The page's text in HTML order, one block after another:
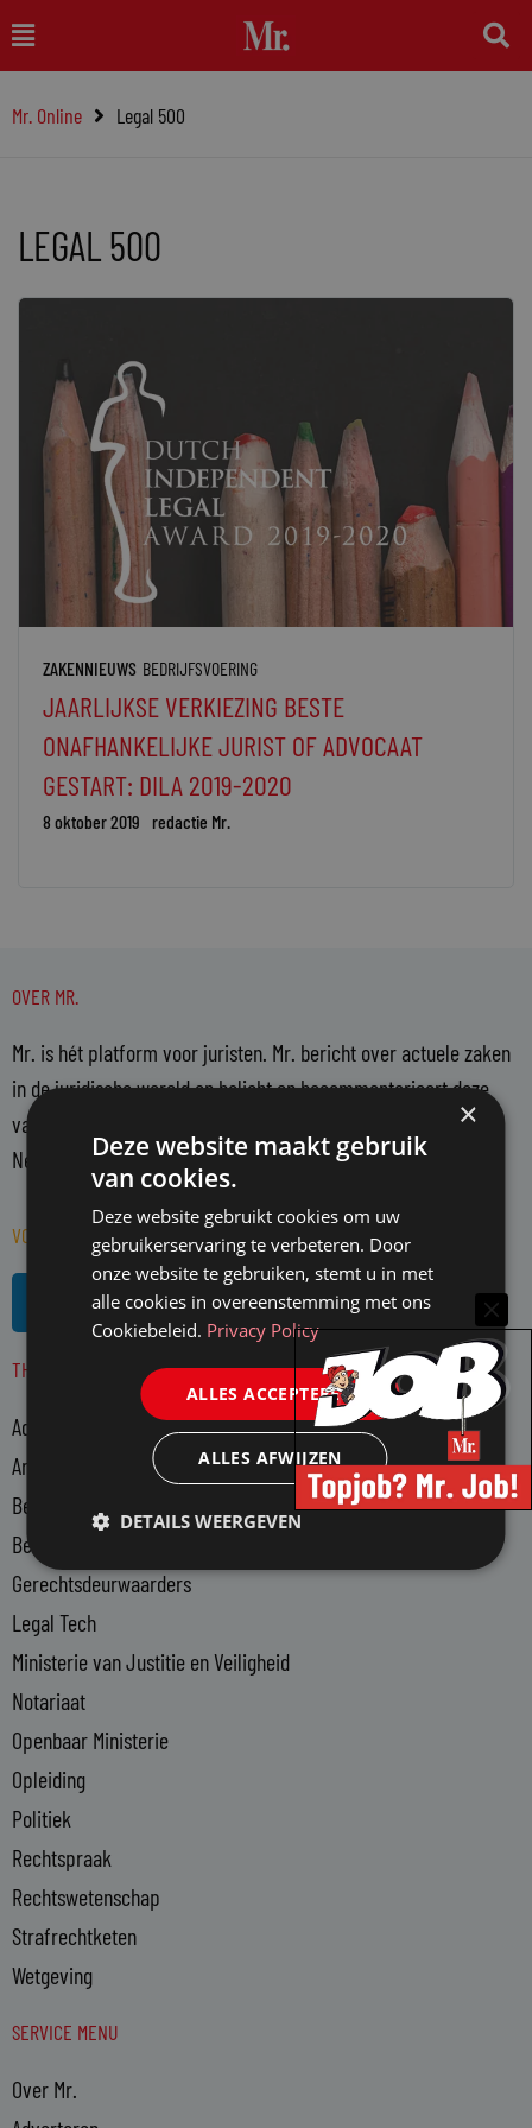
naar
inhoud
Main
Menu
Mr. Online Legal 500
LEGAL 500
ZAKENNIEUWS BEDRIJFSVOERING
JAARLIJKSE VERKIEZING BESTE
ONAFHANKELIJKE JURIST OF ADVOCAAT
GESTART: DILA 2019-2020
8 oktober 2019 redactie Mr.
OVER MR.
Mr. is hét platform voor juristen. Mr. bericht over actuele zaken
in de juridische wereld en belicht en becommentarieert deze
vanuit een onafhankelijke positie. Mr. richt zich op alle in
Nederland actieve juristen en WO-rechtenstudenten.
VOLG MR. OP SOCIAL MEDIA
i
n
R
s
s
THEMA'S
Advocatuur
Arbeidsmarkt
Bedrijfsjuristen
Bedrijfsvoering
Gerechtsdeurwaarders
Legal Tech
Ministerie van Justitie en Veiligheid
Notariaat
Openbaar Ministerie
Opleiding
Politiek
Rechtspraak
Rechtswetenschap
Strafrechtketen
Wetgeving
SERVICE MENU
Over Mr.
×
Deze website maakt gebruik
van cookies.
Deze website gebruikt cookies om uw
gebruikerservaring te verbeteren. Door
onze website te gebruiken, stemt u in met
alle cookies in overeenstemming met ons
Cookiebeleid. Privacy Policy
ALLES ACCEPTEREN
ALLES AFWIJZEN
DETAILS WEERGEVEN